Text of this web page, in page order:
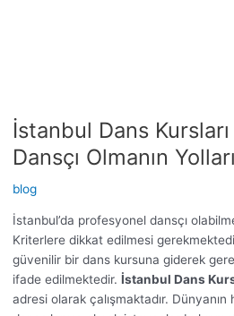
İstanbul Dans
Dansçı Olmanın Yolları
blog
İstanbul’da profesyonel dansçı
Kriterlere dikkat edilmesi
güvenilir bir dans kursuna giderek
ifade edilmektedir. İstanbul Dans
adresi olarak çalışmaktadır.